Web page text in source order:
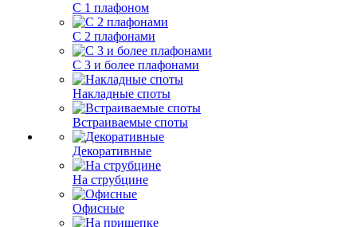
С 1 плафоном
С 2 плафонами
С 3 и более плафонами
Накладные споты
Встраиваемые споты
Декоративные
На струбцине
Офисные